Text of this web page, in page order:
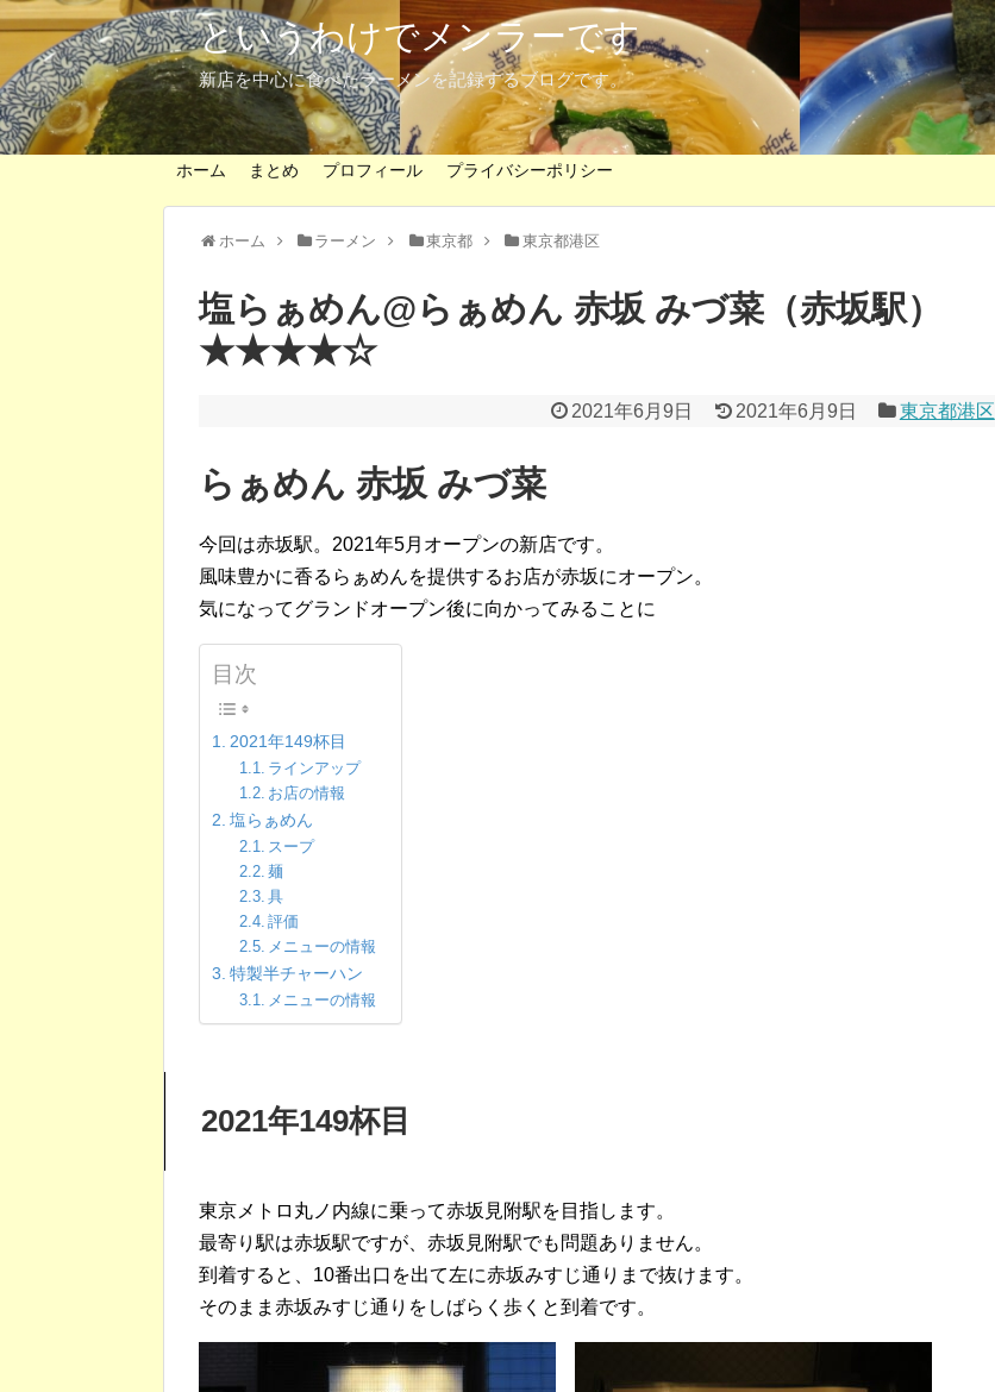
というわけでメンラーです
新店を中心に食べたラーメンを記録するブログです。
ホーム まとめ プロフィール プライバシーポリシー
ホーム ラーメン 東京都 東京都港区
塩らぁめん@らぁめん 赤坂 みづ菜（赤坂駅）
★★★★☆
2021年6月9日 2021年6月9日 東京都港区
らぁめん 赤坂 みづ菜
今回は赤坂駅。2021年5月オープンの新店です。
風味豊かに香るらぁめんを提供するお店が赤坂にオープン。
気になってグランドオープン後に向かってみることに
目次
2021年149杯目
ラインアップ
お店の情報
塩らぁめん
スープ
麺
具
評価
メニューの情報
特製半チャーハン
メニューの情報
2021年149杯目
東京メトロ丸ノ内線に乗って赤坂見附駅を目指します。
最寄り駅は赤坂駅ですが、赤坂見附駅でも問題ありません。
到着すると、10番出口を出て左に赤坂みすじ通りまで抜けます。
そのまま赤坂みすじ通りをしばらく歩くと到着です。